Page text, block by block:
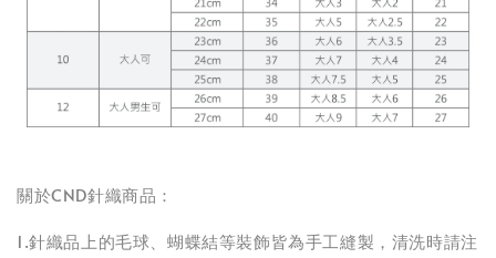
關於CND針織商品：
1.針織品上的毛球、蝴蝶結等裝飾皆為手工縫製，清洗時請注